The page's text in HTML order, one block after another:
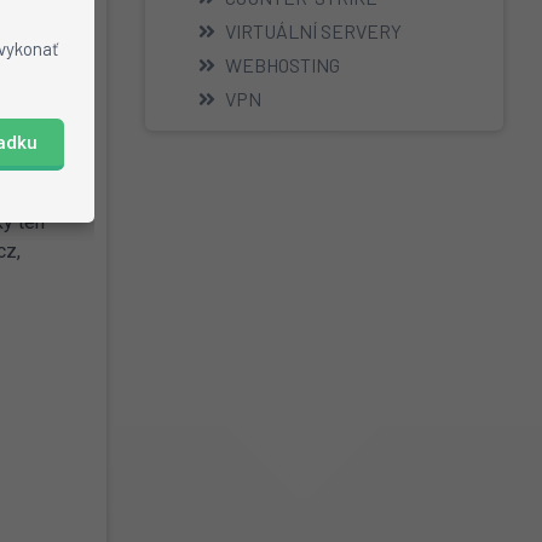
naše
ten
VIRTUÁLNÍ SERVERY
WEBHOSTING
VPN